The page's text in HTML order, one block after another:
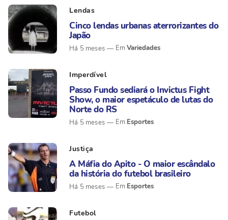
Lendas
Cinco lendas urbanas aterrorizantes do
Japão
Há 5 meses Variedades
Imperdível
Passo Fundo sediará o Invictus Fight
Show, o maior espetáculo de lutas do
Norte do RS
Há 5 meses Esportes
Justiça
A Máfia do Apito - O maior escândalo
da história do futebol brasileiro
Há 5 meses Esportes
Futebol